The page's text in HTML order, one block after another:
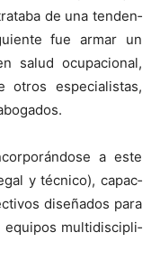
de una ten­den­
fue armar un
salud ocu­pa­cional,
otros espe­cial­is­tas,
a este
y téc­ni­co), capac­
dis­eña­dos para
equipos mul­ti­dis­ci­pli­